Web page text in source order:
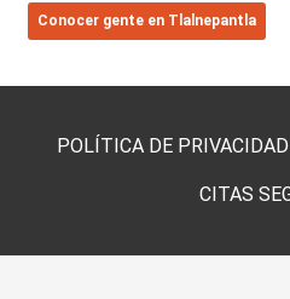
Conocer gente en Tlalnepantla
POLÍTICA DE PRIVACIDAD
CITAS